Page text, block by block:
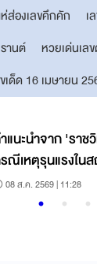
ส่องเลขคึกคัก
เ
านต์
หวยเด่นเล
เด็ด 16 เมษายน
แนะนำจาก 'รา
ณีเหตุรุนแรงใน
08 ส.ค. 2569 | 11:28